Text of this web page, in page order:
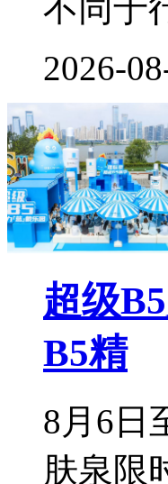
不同于
2026-
超级
B5精
8月6日
肤泉限